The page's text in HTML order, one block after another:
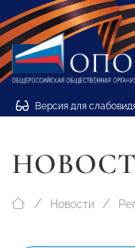
Версия для
Новости